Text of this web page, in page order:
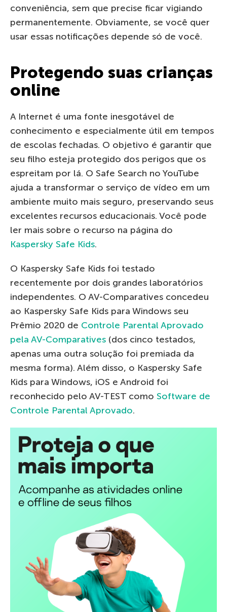
conveniência, sem que precise ficar vigiando
permanentemente. Obviamente, se você quer
usar essas notificações depende só de você.
Protegendo suas crianças
online
A Internet é uma fonte inesgotável de
conhecimento e especialmente útil em tempos
de escolas fechadas. O objetivo é garantir que
seu filho esteja protegido dos perigos que os
espreitam por lá. O Safe Search no YouTube
ajuda a transformar o serviço de vídeo em um
ambiente muito mais seguro, preservando seus
excelentes recursos educacionais. Você pode
ler mais sobre o recurso na página do
Kaspersky Safe Kids.
O Kaspersky Safe Kids foi testado
recentemente por dois grandes laboratórios
independentes. O AV-Comparatives concedeu
ao Kaspersky Safe Kids para Windows seu
Prêmio 2020 de Controle Parental Aprovado
pela AV-Comparatives (dos cinco testados,
apenas uma outra solução foi premiada da
mesma forma). Além disso, o Kaspersky Safe
Kids para Windows, iOS e Android foi
reconhecido pelo AV-TEST como Software de
Controle Parental Aprovado.